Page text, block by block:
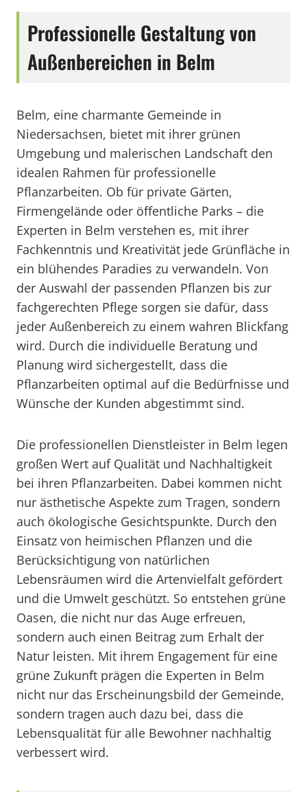
Professionelle Gestaltung von
Außenbereichen in Belm
Belm, eine charmante Gemeinde in
Niedersachsen, bietet mit ihrer grünen
Umgebung und malerischen Landschaft den
idealen Rahmen für professionelle
Pflanzarbeiten. Ob für private Gärten,
Firmengelände oder öffentliche Parks – die
Experten in Belm verstehen es, mit ihrer
Fachkenntnis und Kreativität jede Grünfläche in
ein blühendes Paradies zu verwandeln. Von
der Auswahl der passenden Pflanzen bis zur
fachgerechten Pflege sorgen sie dafür, dass
jeder Außenbereich zu einem wahren Blickfang
wird. Durch die individuelle Beratung und
Planung wird sichergestellt, dass die
Pflanzarbeiten optimal auf die Bedürfnisse und
Wünsche der Kunden abgestimmt sind.
Die professionellen Dienstleister in Belm legen
großen Wert auf Qualität und Nachhaltigkeit
bei ihren Pflanzarbeiten. Dabei kommen nicht
nur ästhetische Aspekte zum Tragen, sondern
auch ökologische Gesichtspunkte. Durch den
Einsatz von heimischen Pflanzen und die
Berücksichtigung von natürlichen
Lebensräumen wird die Artenvielfalt gefördert
und die Umwelt geschützt. So entstehen grüne
Oasen, die nicht nur das Auge erfreuen,
sondern auch einen Beitrag zum Erhalt der
Natur leisten. Mit ihrem Engagement für eine
grüne Zukunft prägen die Experten in Belm
nicht nur das Erscheinungsbild der Gemeinde,
sondern tragen auch dazu bei, dass die
Lebensqualität für alle Bewohner nachhaltig
verbessert wird.